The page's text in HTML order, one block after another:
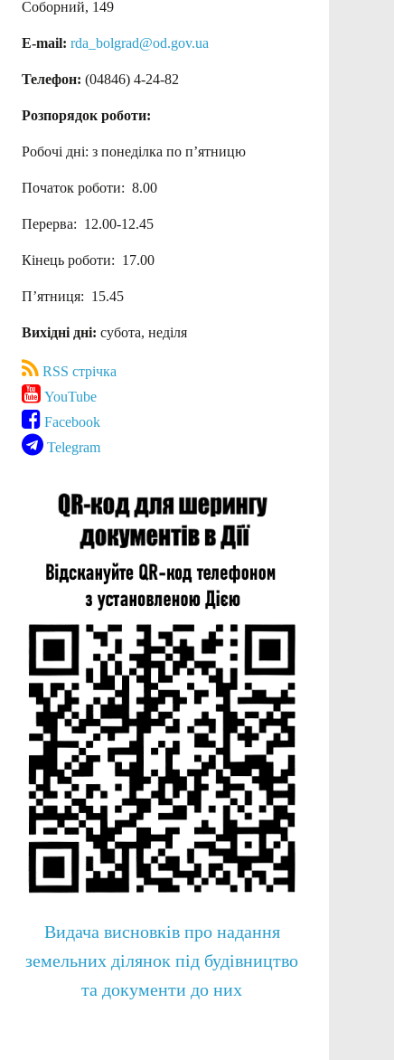
Соборний, 149
E-mail: rda_bolgrad@od.gov.ua
Телефон: (04846) 4-24-82
Розпорядок роботи:
Робочі дні: з понеділка по п’ятницю
Початок роботи: 8.00
Перерва: 12.00-12.45
Кінець роботи: 17.00
П’ятниця: 15.45
Вихідні дні: субота, неділя
RSS стрічка
YouTube
Facebook
Telegram
Видача висновків про надання
земельних ділянок під будівництво
та документи до них